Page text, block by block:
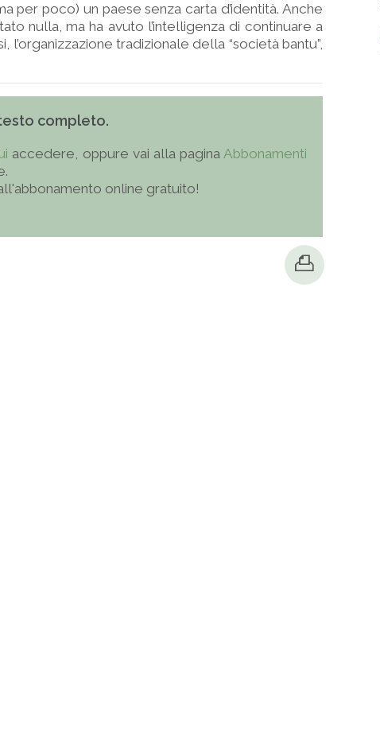
per poco) un paese senza carta d’identità. Anche
nulla, ma ha avuto l’intelligenza di continuare a
tradizionale della “società bantu”,
completo.
accedere, oppure vai alla pagina Abbonamenti
online gratuito!